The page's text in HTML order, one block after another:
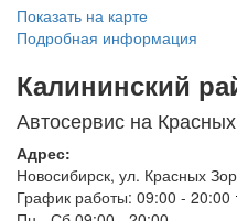
Показать на карте
Подробная информация
Калининский
Автосервис на
Адрес:
Новосибирск, ул. Красных
График работы: 09:00 - 20:00